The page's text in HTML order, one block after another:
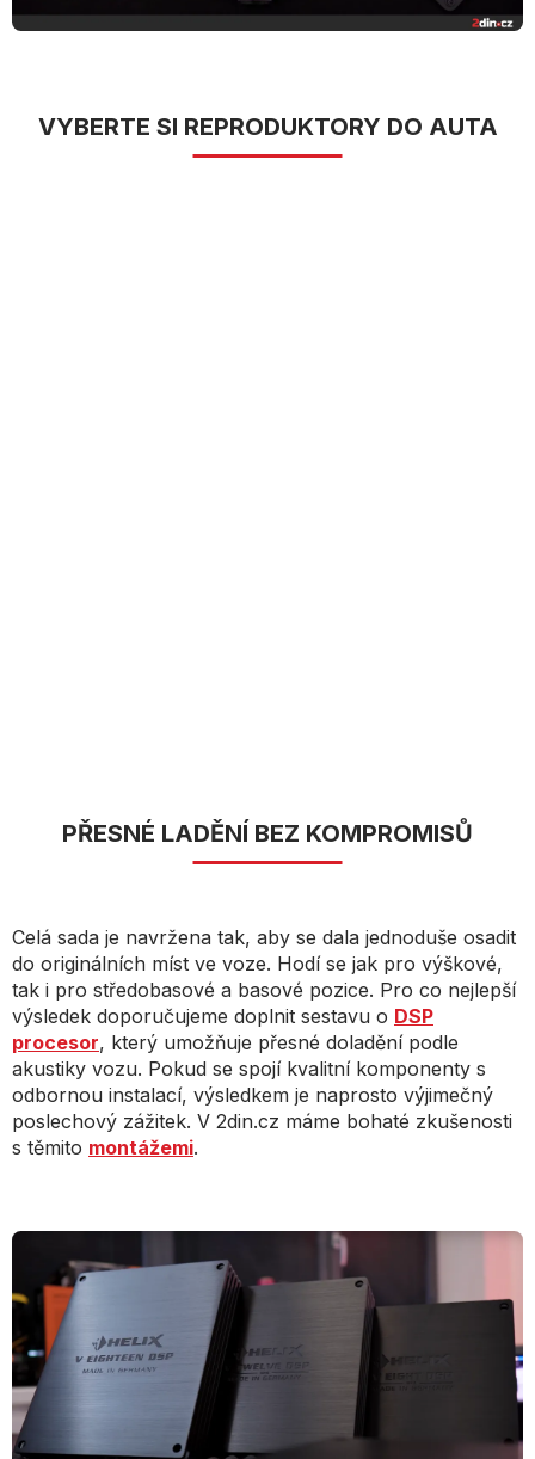
VYBERTE SI REPRODUKTORY DO AUTA
PŘESNÉ LADĚNÍ BEZ KOMPROMISŮ
Celá sada je navržena tak, aby se dala jednoduše osadit
do originálních míst ve voze. Hodí se jak pro výškové,
tak i pro středobasové a basové pozice. Pro co nejlepší
výsledek doporučujeme doplnit sestavu o DSP
procesor, který umožňuje přesné doladění podle
akustiky vozu. Pokud se spojí kvalitní komponenty s
odbornou instalací, výsledkem je naprosto výjimečný
poslechový zážitek. V 2din.cz máme bohaté zkušenosti
s těmito montážemi.